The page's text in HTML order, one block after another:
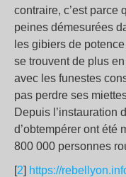
contraire, c’est parce
peines démesurées
les gibiers de
se trouvent de plus
avec les funestes
pas perdre ses
Depuis l’instauration
d’obtempérer ont été
800 000 personnes
[2] https://